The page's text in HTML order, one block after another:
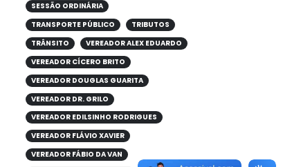
SESSÃO ORDINÁRIA
TRANSPORTE PÚBLICO
TRIBUTOS
TRÂNSITO
VEREADOR ALEX EDUARDO
VEREADOR CÍCERO BRITO
VEREADOR DOUGLAS GUARITA
VEREADOR DR. GRILO
VEREADOR EDILSINHO RODRIGUES
VEREADOR FLÁVIO XAVIER
VEREADOR FÁBIO DA VAN